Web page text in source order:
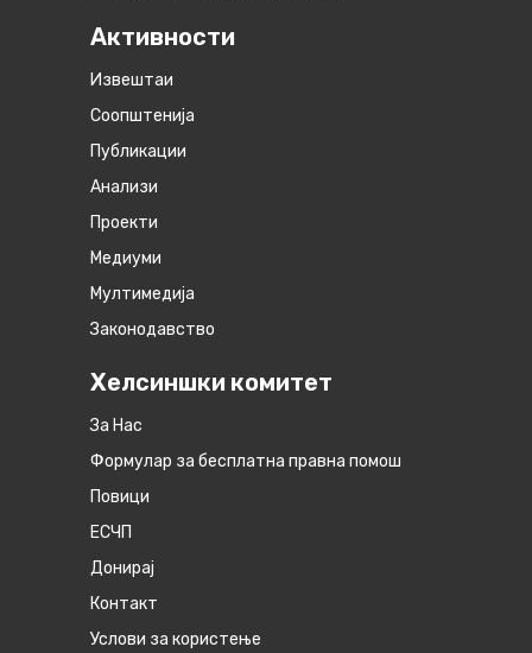
Активности
Извештаи
Соопштенија
Публикации
Анализи
Проекти
Медиуми
Мултимедија
Законодавство
Хелсиншки комитет
За Нас
Формулар за бесплатна правна помош
Повици
ЕСЧП
Донирај
Контакт
Услови за користење